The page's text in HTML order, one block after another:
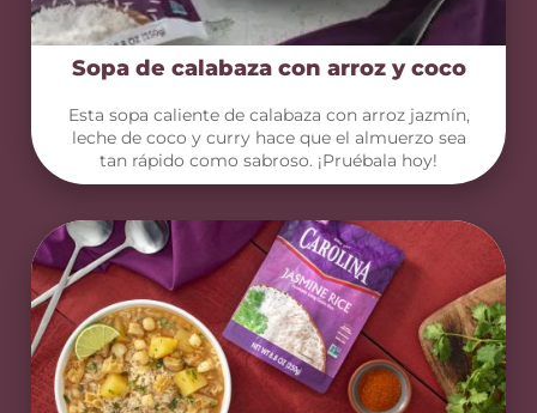
Sopa de calabaza con arroz y coco
Esta sopa caliente de calabaza con arroz jazmín,
leche de coco y curry hace que el almuerzo sea
tan rápido como sabroso. ¡Pruébala hoy!